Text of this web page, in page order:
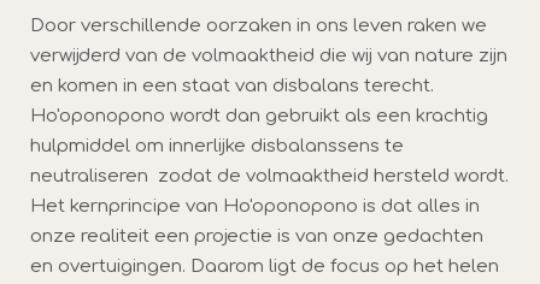
Door verschillende oorzaken in ons leven raken we
verwijderd van de volmaaktheid die wij van nature zijn
en komen in een staat van disbalans terecht.
Ho'oponopono wordt dan gebruikt als een krachtig
hulpmiddel om innerlijke disbalanssens te
neutraliseren zodat de volmaaktheid hersteld wordt.
Het kernprincipe van Ho'oponopono is dat alles in
onze realiteit een projectie is van onze gedachten
en overtuigingen. Daarom ligt de focus op het helen